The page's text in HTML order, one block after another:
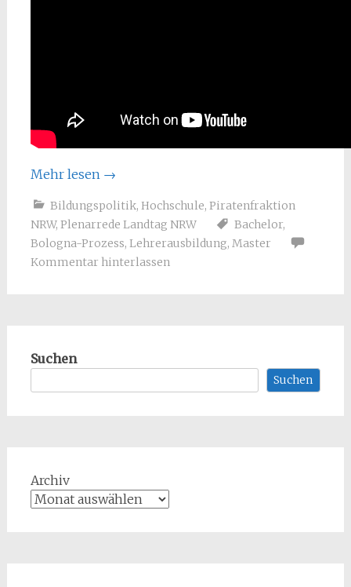
Mehr lesen →
Bildungspolitik, Hochschule, Piratenfraktion
NRW, Plenarrede Landtag NRW Bachelor,
Bologna-Prozess, Lehrerausbildung, Master
Kommentar hinterlassen
Suchen
Suchen
Archiv